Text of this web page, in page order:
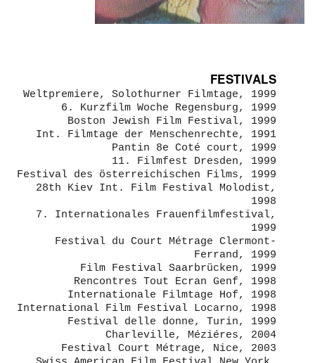
FESTIVALS
Weltpremiere, Solothurner Filmtage, 1999
6. Kurzfilm Woche Regensburg, 1999
Boston Jewish Film Festival, 1999
Int. Filmtage der Menschenrechte, 1991
Pantin 8e Coté court, 1999
11. Filmfest Dresden, 1999
Festival des österreichischen Films, 1999
28th Kiev Int. Film Festival Molodist,
1998
7. Internationales Frauenfilmfestival,
1999
Festival du Court Métrage Clermont-
Ferrand, 1999
Film Festival Saarbrücken, 1999
Rencontres Tout Ecran Genf, 1998
Internationale Filmtage Hof, 1998
International Film Festival Locarno, 1998
Festival delle donne, Turin, 1999
Charleville, Méziéres, 2004
Festival Court Métrage, Nice, 2003